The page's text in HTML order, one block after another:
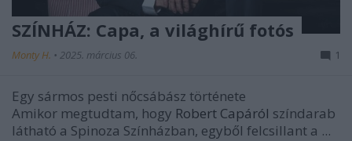
SZÍNHÁZ: Capa, a világhírű fotós
Monty H. • 2025. március 06. 1
Egy sármos pesti nőcsábász története
Amikor megtudtam, hogy Robert Capáról színdarab
látható a Spinoza Színházban, egyből felcsillant a ...